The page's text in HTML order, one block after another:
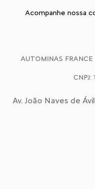
Acompanhe nossa
AUTOMINAS
CNPJ:
Av. João Naves de